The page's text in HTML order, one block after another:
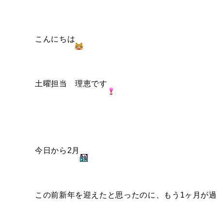
こんにちは
土曜担当 理恵です
今日から2月
この前新年を迎えたと思ったのに、もう1ヶ月が